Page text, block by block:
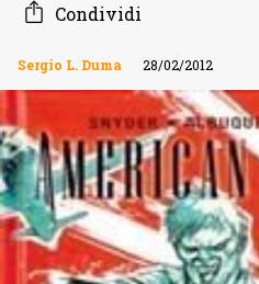
Condividi
Sergio L. Duma 28/02/2012